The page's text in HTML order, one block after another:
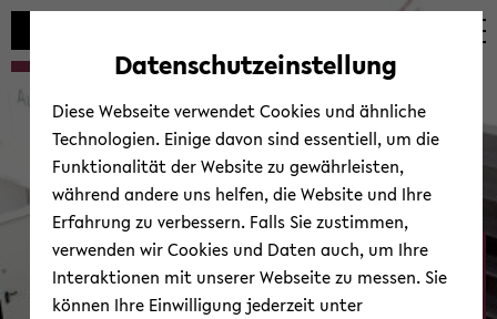
Automatische
vermeiden
zum
wechseln
zum
wechseln
zum
wechseln
Ab­tei­lung Psy­cho­lo­gie
Datenschutzeinstellung
Diese Webseite verwendet Cookies und ähnliche
Technologien. Einige davon sind essentiell, um die
Funktionalität der Website zu gewährleisten,
während andere uns helfen, die Website und Ihre
Erfahrung zu verbessern. Falls Sie zustimmen,
verwenden wir Cookies und Daten auch, um Ihre
Interaktionen mit unserer Webseite zu messen. Sie
können Ihre Einwilligung jederzeit unter